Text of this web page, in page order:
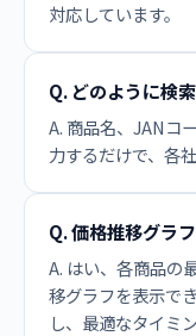
対応しています。
Q. どのように検
A. 商品名、JANコ
力するだけで、各
Q. 価格推移グラ
A. はい、各商品の
移グラフを表示で
し、最適なタイミ